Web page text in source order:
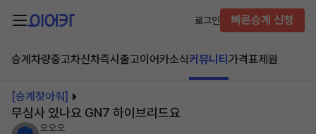
로그인 빠른승계 신청
승계차량중고차신차즉시출고이어카소식커뮤니티 가격표제원
[승계찾아줘]
무심사 있나요 GN7 하이브리드요
오오오